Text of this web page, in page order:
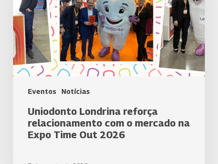
Eventos Notícias
mercado
na
Expo
Time
Out
2026
Uniodonto Londrina reforça
relacionamento com o mercado na
Expo Time Out 2026